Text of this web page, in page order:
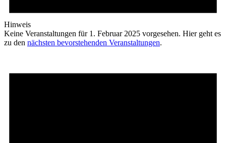
Hinweis
Keine Veranstaltungen für 1. Februar 2025 vorgesehen. Hier geht es
zu den nächsten bevorstehenden Veranstaltungen.